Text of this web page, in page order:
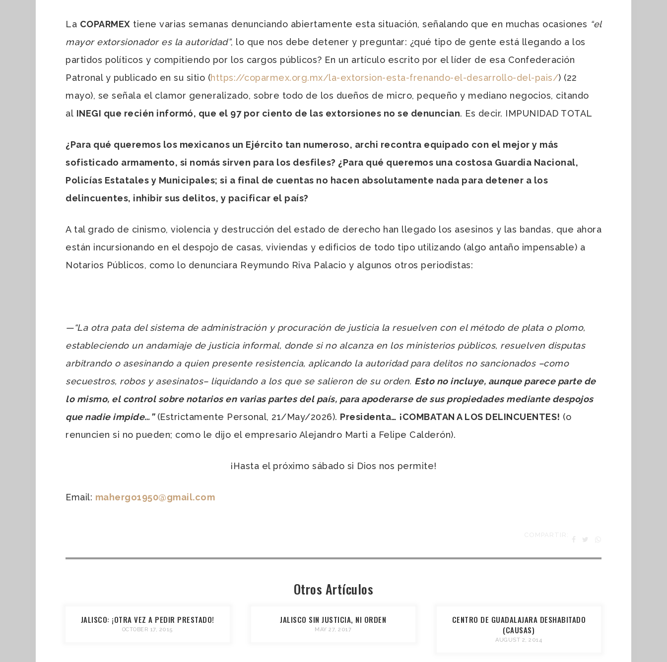
La COPARMEX tiene varias semanas denunciando abiertamente esta situación, señalando que en muchas ocasiones “el
mayor extorsionador es la autoridad”, lo que nos debe detener y preguntar: ¿qué tipo de gente está llegando a los
partidos políticos y compitiendo por los cargos públicos? En un artículo escrito por el líder de esa Confederación
Patronal y publicado en su sitio (https://coparmex.org.mx/la-extorsion-esta-frenando-el-desarrollo-del-pais/) (22
mayo), se señala el clamor generalizado, sobre todo de los dueños de micro, pequeño y mediano negocios, citando
al INEGI que recién informó, que el 97 por ciento de las extorsiones no se denuncian. Es decir. IMPUNIDAD TOTAL
¿Para qué queremos los mexicanos un Ejército tan numeroso, archi recontra equipado con el mejor y más
sofisticado armamento, si nomás sirven para los desfiles? ¿Para qué queremos una costosa Guardia Nacional,
Policías Estatales y Municipales; si a final de cuentas no hacen absolutamente nada para detener a los
delincuentes, inhibir sus delitos, y pacificar el país?
A tal grado de cinismo, violencia y destrucción del estado de derecho han llegado los asesinos y las bandas, que ahora
están incursionando en el despojo de casas, viviendas y edificios de todo tipo utilizando (algo antaño impensable) a
Notarios Públicos, como lo denunciara Reymundo Riva Palacio y algunos otros periodistas:
—“La otra pata del sistema de administración y procuración de justicia la resuelven con el método de plata o plomo,
estableciendo un andamiaje de justicia informal, donde si no alcanza en los ministerios públicos, resuelven disputas
arbitrando o asesinando a quien presente resistencia, aplicando la autoridad para delitos no sancionados –como
secuestros, robos y asesinatos– liquidando a los que se salieron de su orden. Esto no incluye, aunque parece parte de
lo mismo, el control sobre notarios en varias partes del país, para apoderarse de sus propiedades mediante despojos
que nadie impide…”(Estrictamente Personal, 21/May/2026). Presidenta… ¡COMBATAN A LOS DELINCUENTES! (o
renuncien si no pueden; como le dijo el empresario Alejandro Marti a Felipe Calderón).
¡Hasta el próximo sábado si Dios nos permite!
Email: mahergo1950@gmail.com
Otros Artículos
JALISCO: ¡OTRA VEZ A PEDIR PRESTADO!
OCTOBER 17, 2015
JALISCO SIN JUSTICIA, NI ORDEN
MAY 27, 2017
CENTRO DE GUADALAJARA DESHABITADO
(CAUSAS)
AUGUST 2, 2014